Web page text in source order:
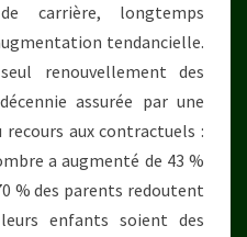
carrière, longtemps
tendancielle.
renouvellement des
assurée par une
aux contractuels :
a augmenté de 43 %
% des parents redoutent
enfants soient des